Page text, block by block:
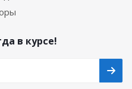
в курсе!